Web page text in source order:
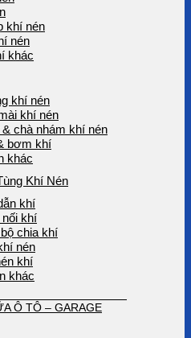
khí nén
nén
khác
khí nén
khí nén
chà nhám khí nén
bơm khí
khác
Khí Nén
khí
nối khí
chia khí
nén
khí
khác
Ô TÔ – GARAGE